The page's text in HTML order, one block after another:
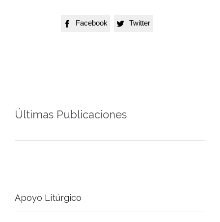
 Facebook  Twitter
Últimas Publicaciones
Apoyo Litúrgico